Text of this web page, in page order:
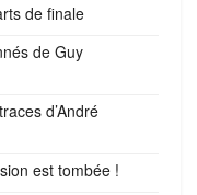
de finale
de Guy
d’André
est tombée !